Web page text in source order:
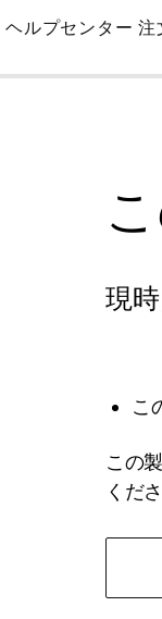
Skip
Main
ヘルプセンター 注
現
こ
この
くだ